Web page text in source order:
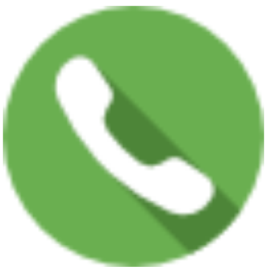
Quyết định số 01/2026/QĐ-CTUBND ngày 06/01/2026 Ban hành Quy định về
Quy tắc ứng xử của cán bộ,...
Thông báo số 869/TB-SKHCN ngày 31/12/2025 về việc tiếp công dân năm 2026
của Sở Khoa học và Công...
Thông báo số 476/TB-SKHCN ngày 31/12/2025 Về việc tiếp nhận và trả kết quả
hồ sơ giải quyết thủ tục...
Thông báo số 856/TB-SKHCN ngày 30/12/2025 Về việc tuyển chọn lần 2 tổ
chức, cá nhân chủ trì thực...